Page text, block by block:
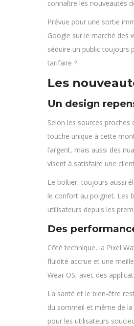
connaître les nouveautés
Prévue pour une sortie
Google sur le marché des
séduire un public toujours
tarifaire ?
Les
Un design
Selon les sources
touche unique à cette
l’argent, mais aussi des
visent à satisfaire une
Le boîtier, toujours aussi
le confort au poignet. Les
utilisateurs depuis les
Des
Côté technique, la Pixel
fluidité accrue et une
Wear OS, avec des
La santé et le bien-être
du sommeil et même de
pour les utilisateurs